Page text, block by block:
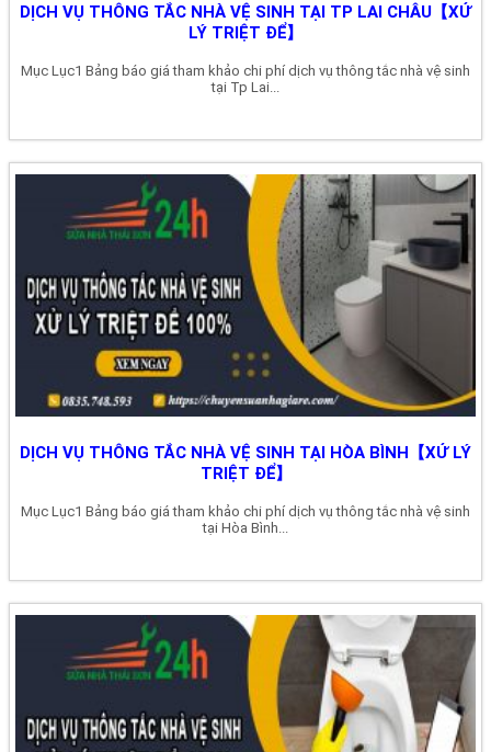
DỊCH VỤ THÔNG TẮC NHÀ VỆ SINH TẠI TP LAI CHÂU【XỬ
LÝ TRIỆT ĐỂ】
Mục Lục1 Bảng báo giá tham khảo chi phí dịch vụ thông tắc nhà vệ sinh
tại Tp Lai...
DỊCH VỤ THÔNG TẮC NHÀ VỆ SINH TẠI HÒA BÌNH【XỬ LÝ
TRIỆT ĐỂ】
Mục Lục1 Bảng báo giá tham khảo chi phí dịch vụ thông tắc nhà vệ sinh
tại Hòa Bình...